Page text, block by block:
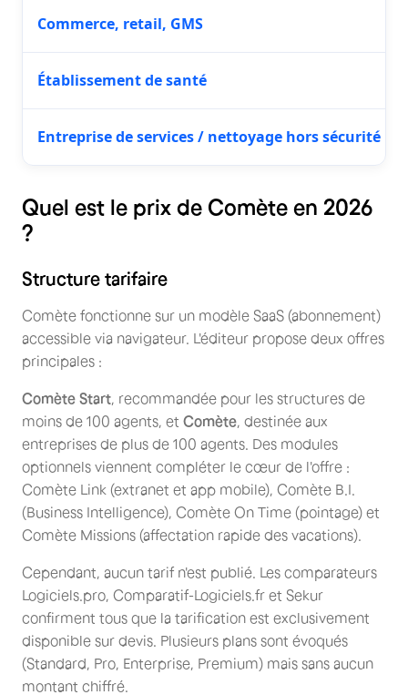
Commerce, retail, GMS
Établissement de santé
Entreprise de services / nettoyage hors sécurité
Quel est le prix de Comète en 2026
?
Structure tarifaire
Comète fonctionne sur un modèle SaaS (abonnement)
accessible via navigateur. L'éditeur propose deux offres
principales :
Comète Start , recommandée pour les structures de
moins de 100 agents, et Comète , destinée aux
entreprises de plus de 100 agents. Des modules
optionnels viennent compléter le cœur de l'offre :
Comète Link (extranet et app mobile), Comète B.I.
(Business Intelligence), Comète On Time (pointage) et
Comète Missions (affectation rapide des vacations).
Cependant, aucun tarif n'est publié. Les comparateurs
Logiciels.pro, Comparatif-Logiciels.fr et Sekur
confirment tous que la tarification est exclusivement
disponible sur devis. Plusieurs plans sont évoqués
(Standard, Pro, Enterprise, Premium) mais sans aucun
montant chiffré.